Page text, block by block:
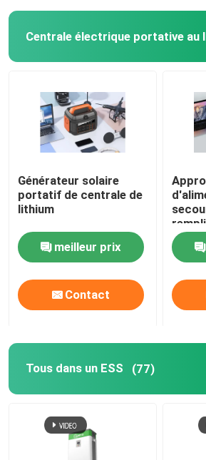
Centrale électrique portative au
Générateur solaire
portatif de centrale de
lithium
meilleur prix
Contact
Tous dans un ESS (77)